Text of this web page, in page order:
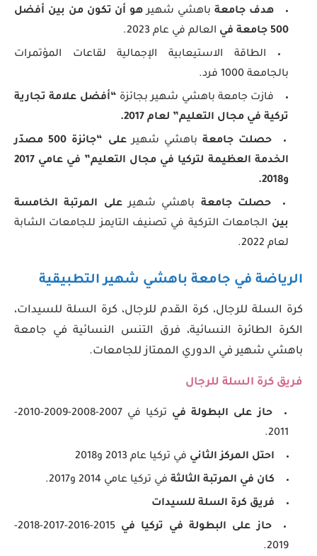
هدف جامعة باهشي شهيرهو أن تكون من بين أفضل
500 جامعة في
العالم في عام 2023.
الطاقة الاستيعابية الإجمالية لقاعات المؤتمرات
بالجامعة 1000 فرد.
فازت جامعة باهشي شهير بجائزة “أفضل علامة تجارية
تركية في مجال التعليم” لعام 2017
.
حصلت جامعة باهشي شهير
على “جائزة 500 مصدّر
الخدمة العظيمة لتركيا في مجال التعليم” في عامي 2017
و2018
.
حصلت جامعة باهشي شهيرعلى المرتبة الخامسة
بين الجامعات التركية في تصنيف التايمز للجامعات الشابة
لعام 2022.
الرياضة في جامعة باهشي شهير التطبيقية
كرة السلة للرجال، كرة القدم للرجال، كرة السلة للسيدات،
الكرة الطائرة النسائية، فرق التنس النسائية في جامعة
باهشي شهير في الدوري الممتاز للجامعات.
فريق كرة السلة للرجال
حاز على البطولة في
تركيا في 2007-2008-2009-2010-
2011.
احتل المركز الثاني في تركيا عام 2013 و2018
كان في المرتبة الثالثة في تركيا عامي 2014 و2017.
فريق كرة السلة للسيدات
حاز على البطولة في تركيا في
2015-2016-2017-2018-
2019.